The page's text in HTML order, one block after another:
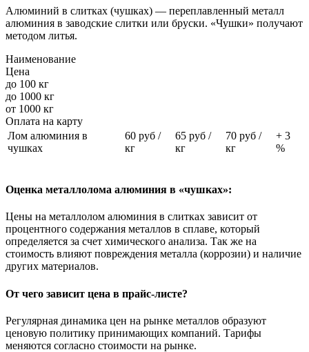
Алюминий в слитках (чушках) — переплавленный металл
алюминия в заводские слитки или бруски. «Чушки» получают
методом литья.
Наименование
Цена
до 100 кг
до 1000 кг
от 1000 кг
Оплата на карту
Лом алюминия в
чушках
60 руб /
кг
65 руб /
кг
70 руб /
кг
+ 3
%
Оценка металлолома алюминия в «чушках»:
Цены на металлолом алюминия в слитках зависит от
процентного содержания металлов в сплаве, который
определяется за счет химического анализа. Так же на
стоимость влияют повреждения металла (коррозии) и наличие
других материалов.
От чего зависит цена в прайс-листе?
Регулярная динамика цен на рынке металлов образуют
ценовую политику принимающих компаний. Тарифы
меняются согласно стоимости на рынке.